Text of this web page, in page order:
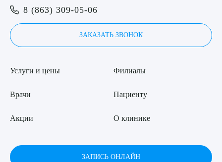
Врач (рассматриваем все специализации)
8 (863) 309-05-06
ЗАКАЗАТЬ ЗВОНОК
Услуги и цены
Врачи
Акции
Филиалы
Пациенту
О клинике
ЗАПИСЬ ОНЛАЙН